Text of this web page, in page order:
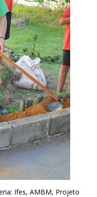
Ifes, AMBM, Projeto